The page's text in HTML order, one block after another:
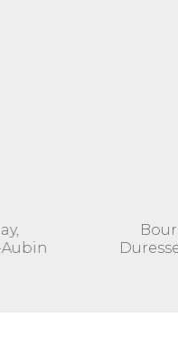
Auxey-
Combes »